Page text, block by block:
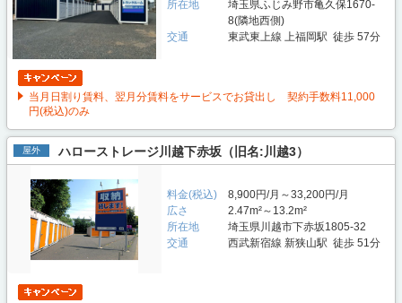
所在地
埼玉県ふじみ野市亀久保1670-
8(隣地西側)
交通
東武東上線 上福岡駅 徒歩 57分
当月日割り賃料、翌月分賃料をサービスでお貸出し 契約手数料11,000
円(税込)のみ
屋外 ハローストレージ川越下赤坂（旧名:川越3）
料金(税込)
8,900円/月～33,200円/月
広さ
2.47m²～13.2m²
所在地
埼玉県川越市下赤坂1805-32
交通
西武新宿線 新狭山駅 徒歩 51分